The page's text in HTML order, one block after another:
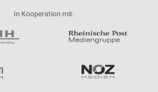
In Kooperation mit: